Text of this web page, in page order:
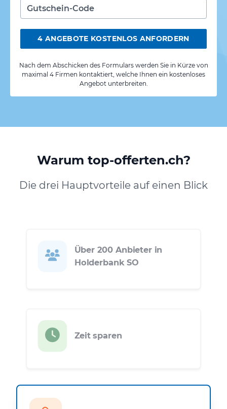
4 ANGEBOTE KOSTENLOS ANFORDERN
Nach dem Abschicken des Formulars werden Sie in Kürze von
maximal 4 Firmen kontaktiert, welche Ihnen ein kostenloses
Angebot unterbreiten.
Warum top-offerten.ch?
Die drei Hauptvorteile auf einen Blick
Über 200 Anbieter in
Holderbank SO
Zeit sparen